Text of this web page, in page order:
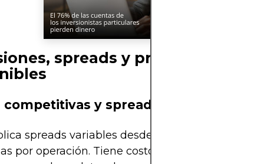
spreads y productos
competitivas y spreads bajos
spreads variables desde niveles
por operación. Tiene costos secundarios como